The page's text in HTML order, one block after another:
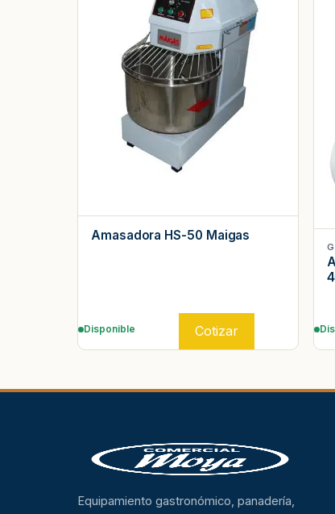
Amasadora HS-50 Maigas
Disponible Cotizar
Equipamiento gastronómico, panadería,